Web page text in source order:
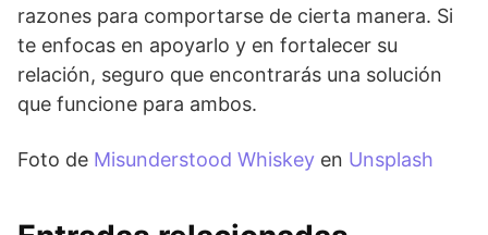
razones para comportarse de cierta manera. Si
te enfocas en apoyarlo y en fortalecer su
relación, seguro que encontrarás una solución
que funcione para ambos.
Foto de Misunderstood Whiskey en Unsplash